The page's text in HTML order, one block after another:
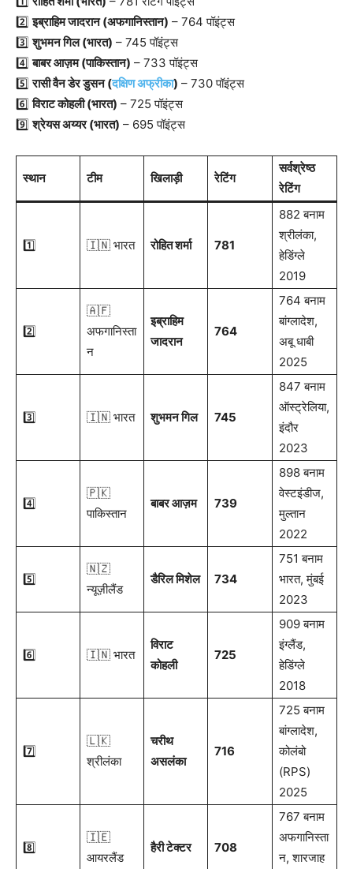
2️⃣इब्राहिम जादरान (अफगानिस्तान) – 764 पॉइंट्स
3️⃣शुभमन गिल (भारत) – 745 पॉइंट्स
4️⃣बाबर आज़म (पाकिस्तान) – 733 पॉइंट्स
5️⃣रासी वैन डेर डुसन (दक्षिण अफ्रीका) – 730 पॉइंट्स
6️⃣विराट कोहली (भारत) – 725 पॉइंट्स
9️⃣श्रेयस अय्यर (भारत) – 695 पॉइंट्स
स्थान टीम खिलाड़ी रेटिंग
सर्वश्रेष्ठ
रेटिंग
1️⃣ 🇮🇳 भारत रोहित शर्मा 781
882 बनाम
श्रीलंका,
हेडिंग्ले
2019
2️⃣
🇦🇫
अफगानिस्ता
न
इब्राहिम
जादरान
764
764 बनाम
बांग्लादेश,
अबू धाबी
2025
3️⃣ 🇮🇳 भारत शुभमन गिल 745
847 बनाम
ऑस्ट्रेलिया,
इंदौर
2023
4️⃣
🇵🇰
पाकिस्तान
बाबर आज़म 739
898 बनाम
वेस्टइंडीज,
मुल्तान
2022
5️⃣
🇳🇿
न्यूज़ीलैंड
डैरिल मिशेल 734
751 बनाम
भारत, मुंबई
2023
6️⃣ 🇮🇳 भारत
विराट
कोहली
725
909 बनाम
इंग्लैंड,
हेडिंग्ले
2018
7️⃣
🇱🇰
श्रीलंका
चरीथ
असलंका
716
725 बनाम
बांग्लादेश,
कोलंबो
(RPS)
2025
8️⃣
🇮🇪
आयरलैंड
हैरी टेक्टर 708
767 बनाम
अफगानिस्ता
न, शारजाह